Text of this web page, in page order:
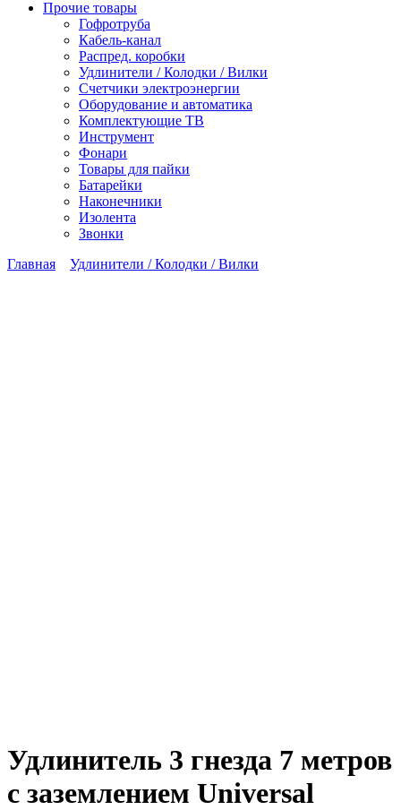
Прочие товары
Гофротруба
Кабель-канал
Распред. коробки
Удлинители / Колодки / Вилки
Счетчики электроэнергии
Оборудование и автоматика
Комплектующие ТВ
Инструмент
Фонари
Товары для пайки
Батарейки
Наконечники
Изолента
Звонки
Главная
Удлинители / Колодки / Вилки
Удлинитель 3 гнезда 7 метров
с заземлением Universal